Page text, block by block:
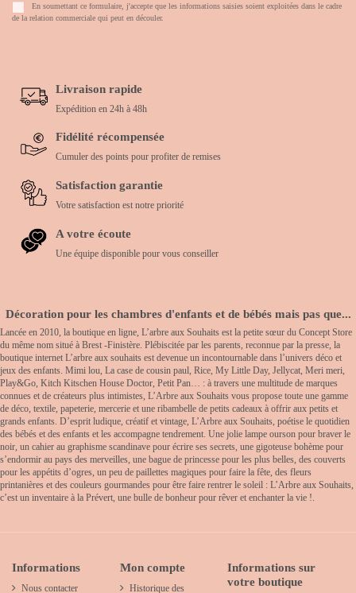
En soumettant ce formulaire, j'accepte que les informations saisies soient exploitées dans le cadre
de la relation commerciale qui peut en découler.
Livraison rapide
Expédition en 24h à 48h
Fidélité récompensée
Cumuler des points pour profiter de remises
Satisfaction garantie
Votre satisfaction est notre priorité
A votre écoute
Une équipe disponible pour vous conseiller
Décoration pour les chambres d'enfants et de bébés mais pas que...
Lancée en 2010, la boutique en ligne, L’arbre aux Souhaits est la petite sœur du Concept Store
du même nom situé à Brest -Finistère. Plébiscitée par les parents, reconnue par la presse, la
boutique internet L’arbre aux souhaits est devenue un incontournable dans l’univers déco et
jeux des enfants. Mimi lou, La case de cousin paul, Rice, My Little Day, Jellycat, Meri meri,
Play&Go, Kitch Kitschen House Doctor, Petit Pan… : à travers une multitude de marques
connues et de créateurs plus intimistes, L’Arbre aux Souhaits vous propose toute une gamme
de déco, textile, papeterie, mercerie et une ribambelle de petits cadeaux à offrir aux petits et
grands enfants. D’esprit ludique, créatif et vintage, L’Arbre aux Souhaits, poétise le quotidien
des bébés et des enfants et les accompagne tendrement. Une jolie lampe ourson pour braver le
noir, un cahier au graphisme scandinave pour écrire ses secrets, une gigoteuse bohème pour
s’endormir au pays des merveilles, une bague de princesse pour les plus belles, des couverts
pour les appétits d’ogres, un peu de paillettes magiques pour faire la fête, des fleurs
printanières et des couleurs gourmandes pour être faire rentrer le soleil : L’Arbre aux Souhaits,
c’est un inventaire à la Prévert, une bulle de bonheur pour rêver et enchanter la vie !.
Informations
Nous contacter
Mon compte
Historique des
Informations sur
votre boutique